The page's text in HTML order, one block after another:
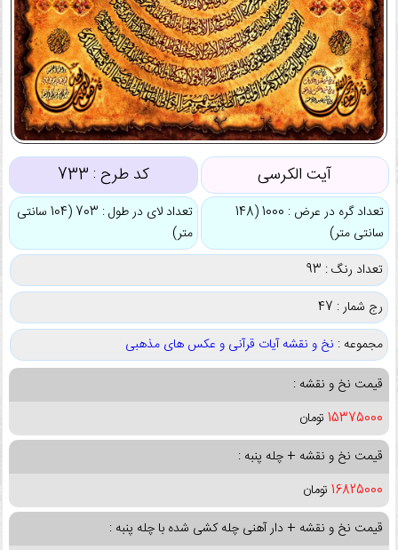
آیت الکرسی کد طرح : 733
تعداد گره در عرض : 1000 (148
سانتی متر)
تعداد لای در طول : 703 (104 سانتی
متر)
تعداد رنگ : 93
رج شمار : 47
مجموعه : نخ و نقشه آیات قرآنی و عکس های مذهبی
قیمت نخ و نقشه :
15375000 تومان
قیمت نخ و نقشه + چله پنبه :
16825000 تومان
قیمت نخ و نقشه + دار آهنی چله کشی شده با چله پنبه :